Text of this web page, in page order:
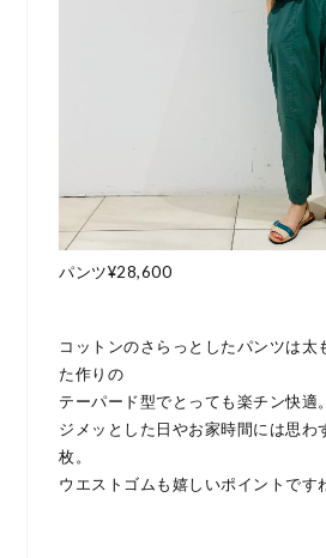
パンツ¥28,600
コットンのさらっとしたパンツは太
た作りの
テーパード型でとっても楽チン快適。
ジメッとした日やお家時間には思わ
枚。
ウエストゴムも嬉しいポイントです